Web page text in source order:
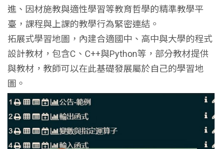
進、因材施教與適性學習等教育哲學的精準教學平
臺，課程與上課的教學行為緊密連結。
拓展式學習地圖，內建合適國中、高中與大學的程式
設計教材，包含C、C++與Python等，部分教材提供
與教材，教師可以在此基礎發展屬於自己的學習地
圖。